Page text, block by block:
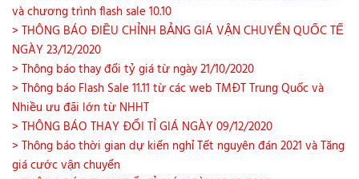
và chương trình flash sale 10.10
> THÔNG BÁO ĐIỀU CHỈNH BẢNG GIÁ VẬN CHUYỂN QUỐC TẾ
NGÀY 23/12/2020
> Thông báo thay đổi tỷ giá từ ngày 21/10/2020
> Thông báo Flash Sale 11.11 từ các web TMĐT Trung Quốc và
Nhiều ưu đãi lớn từ NHHT
> THÔNG BÁO THAY ĐỔI TỈ GIÁ NGÀY 09/12/2020
> Thông báo thời gian dự kiến nghỉ Tết nguyên đán 2021 và Tăng
giá cước vận chuyển